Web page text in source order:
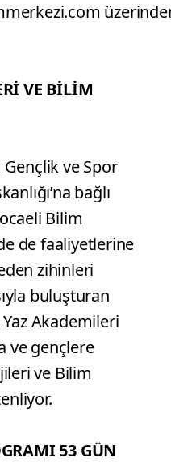
VE BİLİM
ve Spor
bağlı
Bilim
de faaliyetlerine
zihinleri
buluşturan
Akademileri
ve gençlere
ve Bilim
53 GÜN